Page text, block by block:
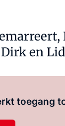
en
toegang